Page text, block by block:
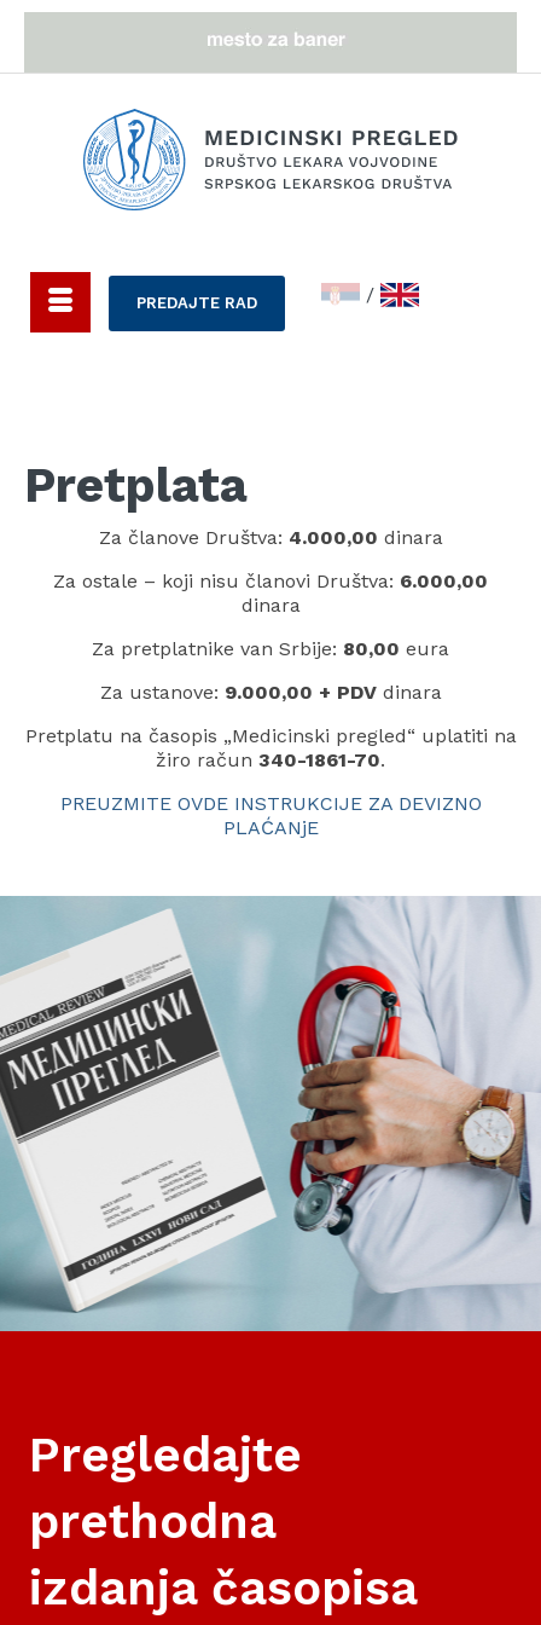
PREDAJTE RAD /
Pretplata
Za članove Društva: 4.000,00 dinara
Za ostale – koji nisu članovi Društva: 6.000,00
dinara
Za pretplatnike van Srbije: 80,00 eura
Za ustanove: 9.000,00 + PDV dinara
Pretplatu na časopis „Medicinski pregled“ uplatiti na
žiro račun 340-1861-70.
PREUZMITE OVDE INSTRUKCIJE ZA DEVIZNO
PLAĆANjE
Pregledajte
prethodna
izdanja časopisa